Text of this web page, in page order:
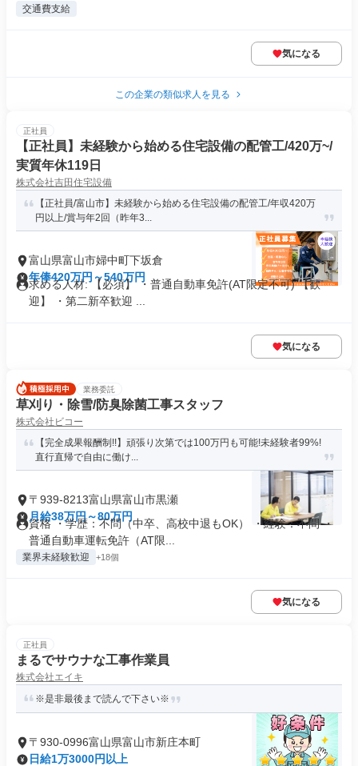
交通費支給
気になる
この企業の類似求人を見る
正社員
【正社員】未経験から始める住宅設備の配管工/420万~/
実質年休119日
株式会社吉田住宅設備
【正社員/富山市】未経験から始める住宅設備の配管工/年収420万
円以上/賞与年2回（昨年3...
富山県富山市婦中町下坂倉
年俸420万円～540万円
求める人材: 【必須】 ・普通自動車免許(AT限定不可) 【歓
迎】 ・第二新卒歓迎 ...
気になる
業務委託
草刈り・除雪/防臭除菌工事スタッフ
株式会社ビコー
【完全成果報酬制!!】頑張り次第では100万円も可能!未経験者99%!
直行直帰で自由に働け...
〒939-8213富山県富山市黒瀬
月給38万円～80万円
資格 ・学歴：不問（中卒、高校中退もOK） ・経験：不問 ・
普通自動車運転免許（AT限...
業界未経験歓迎 +18個
気になる
正社員
まるでサウナな工事作業員
株式会社エイキ
※是非最後まで読んで下さい※
〒930-0996富山県富山市新庄本町
日給1万3000円以上